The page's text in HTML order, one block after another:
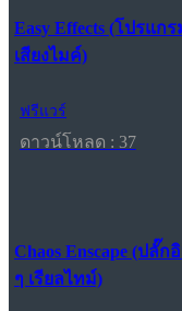
Easy Effects (โปรแก
เสียงไมค์)
ฟรีแวร์
ดาวน์โหลด : 37
Chaos Enscape (ปลั๊
ๆ เรียลไทม์)